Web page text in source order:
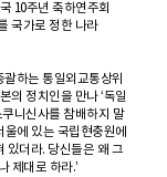
10주년 축하연주회
국가로 정한 나라
하는 통일외교통상위
의 정치인을 만나 ‘독일
쿠니신사를 참배하지 말
울에 있는 국립현충원에
있더라. 당신들은 왜 그
제대로 하라.’